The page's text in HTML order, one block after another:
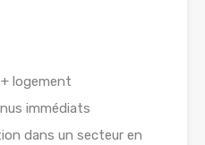
logement
immédiats
dans un secteur en